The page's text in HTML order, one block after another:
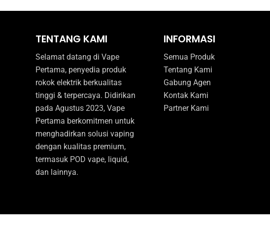
TENTANG KAMI
Selamat datang di Vape
Pertama, penyedia produk
rokok elektrik berkualitas
tinggi & terpercaya. Didirikan
pada Agustus 2023, Vape
Pertama berkomitmen untuk
menghadirkan solusi vaping
dengan kualitas premium,
termasuk POD vape, liquid,
dan lainnya.
INFORMASI
Semua Produk
Tentang Kami
Gabung Agen
Kontak Kami
Partner Kami